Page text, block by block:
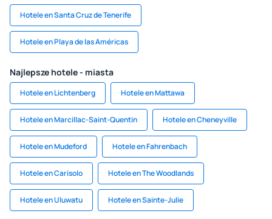
Hotele en Santa Cruz de Tenerife
Hotele en Playa de las Américas
Najlepsze hotele - miasta
Hotele en Lichtenberg Hotele en Mattawa
Hotele en Marcillac-Saint-Quentin Hotele en Cheneyville
Hotele en Mudeford Hotele en Fahrenbach
Hotele en Carisolo Hotele en The Woodlands
Hotele en Uluwatu Hotele en Sainte-Julie